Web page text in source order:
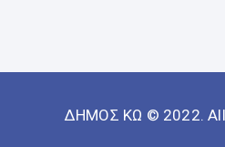
ΔΗΜΟΣ ΚΩ © 2022. All